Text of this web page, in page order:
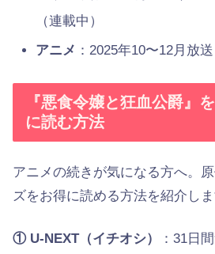
（連載中）
アニメ ：2025年10〜12月放送
『悪食令嬢と狂血公爵』
に読む方法
アニメの続きが気になる方へ。
ズをお得に読める方法を紹介しま
① U-NEXT（イチオシ）
：31日